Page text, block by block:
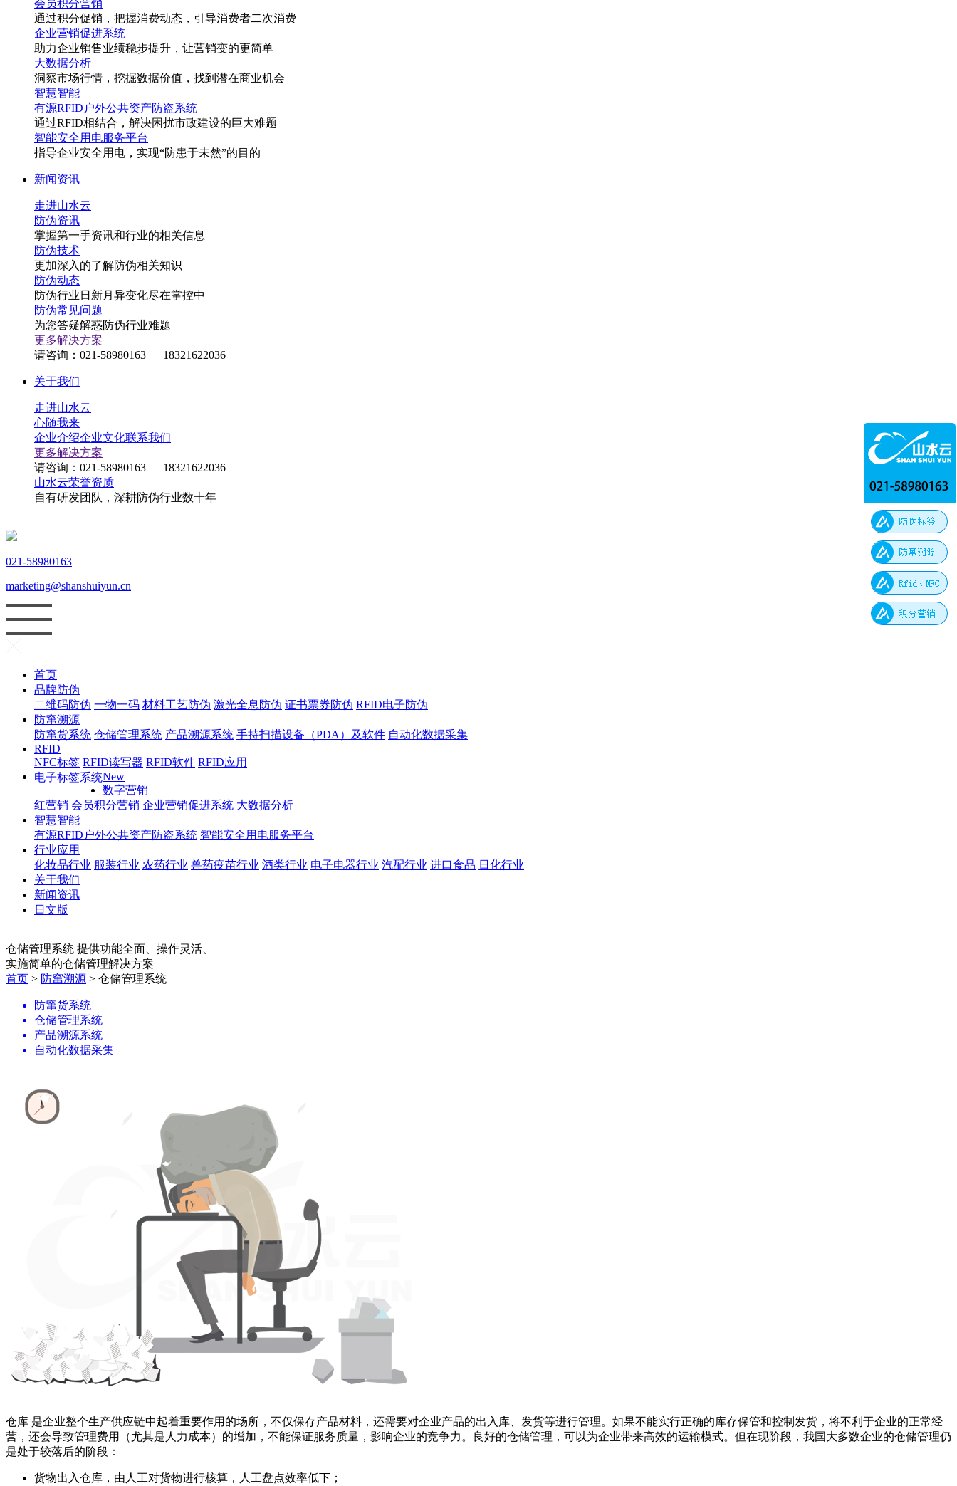
会员积分营销
通过积分促销，把握消费动态，引导消费者二次消费
企业营销促进系统
助力企业销售业绩稳步提升，让营销变的更简单
大数据分析
洞察市场行情，挖掘数据价值，找到潜在商业机会
智慧智能
有源RFID户外公共资产防盗系统
通过RFID相结合，解决困扰市政建设的巨大难题
智能安全用电服务平台
指导企业安全用电，实现“防患于未然”的目的
新闻资讯
走进山水云
防伪资讯
掌握第一手资讯和行业的相关信息
防伪技术
更加深入的了解防伪相关知识
防伪动态
防伪行业日新月异变化尽在掌控中
防伪常见问题
为您答疑解惑防伪行业难题
更多解决方案
请咨询：021-58980163 18321622036
关于我们
走进山水云
心随我来
企业介绍企业文化联系我们
更多解决方案
请咨询：021-58980163 18321622036
山水云荣誉资质
自有研发团队，深耕防伪行业数十年
021-58980163
marketing@shanshuiyun.cn
首页
品牌防伪
二维码防伪 一物一码 材料工艺防伪 激光全息防伪 证书票券防伪 RFID电子防伪
防窜溯源
防窜货系统 仓储管理系统 产品溯源系统 手持扫描设备（PDA）及软件 自动化数据采集
RFID
NFC标签 RFID读写器 RFID软件 RFID应用
电子标签系统New
数字营销
红营销 会员积分营销 企业营销促进系统 大数据分析
智慧智能
有源RFID户外公共资产防盗系统 智能安全用电服务平台
行业应用
化妆品行业 服装行业 农药行业 兽药疫苗行业 酒类行业 电子电器行业 汽配行业 进口食品 日化行业
关于我们
新闻资讯
日文版
仓储管理系统 提供功能全面、操作灵活、
实施简单的仓储管理解决方案
首页 > 防窜溯源 > 仓储管理系统
防窜货系统
仓储管理系统
产品溯源系统
自动化数据采集
仓库 是企业整个生产供应链中起着重要作用的场所，不仅保存产品材料，还需要对企业产品的出入库、发货等进行管理。如果不能实行正确的库存保管和控制发货，将不利于企业的正常经
营，还会导致管理费用（尤其是人力成本）的增加，不能保证服务质量，影响企业的竞争力。良好的仓储管理，可以为企业带来高效的运输模式。但在现阶段，我国大多数企业的仓储管理仍
是处于较落后的阶段：
货物出入仓库，由人工对货物进行核算，人工盘点效率低下；